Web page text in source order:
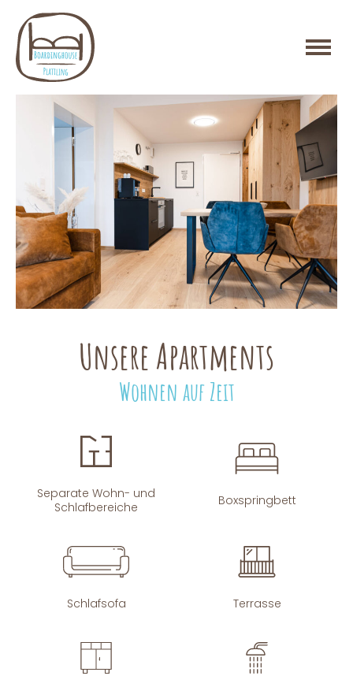
Unsere Apartments
Wohnen auf Zeit
Separate Wohn- und
Schlafbereiche
Boxspringbett
Schlafsofa Terrasse